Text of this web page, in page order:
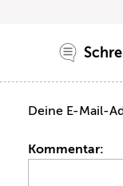
Deine E-Mail-
Kommentar: